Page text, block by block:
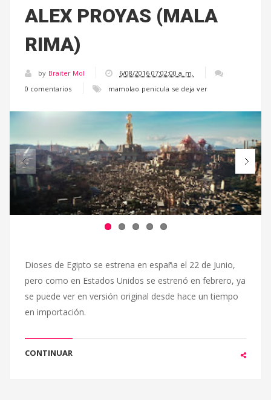
ALEX PROYAS (MALA
RIMA)
by Braiter Mol
6/08/2016 07:02:00 a. m.
0 comentarios
mamolao penicula se deja ver
Dioses de Egipto se estrena en españa el 22 de Junio,
pero como en Estados Unidos se estrenó en febrero, ya
se puede ver en versión original desde hace un tiempo
en importación.
CONTINUAR